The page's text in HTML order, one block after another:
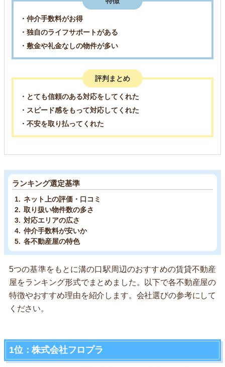
・仲介手数料がお得
・独自のライフサポートがある
・敷金や礼金なしの物件が多い
評判まとめ
・とても信頼のある対応をしてくれた
・スピード感をもって対応してくれた
・不安を取り払ってくれた
ランキング選定基準
ネット上の評価・口コミ
取り扱い物件数の多さ
対応エリアの広さ
仲介手数料が安いか
各不動産屋の特色
5つの基準をもとに溝の口駅周辺のおすすめの賃貸不動産
屋をランキング形式でまとめました。以下で各不動産屋の
特徴やおすすめ理由を紹介します。会社選びの参考にして
ください。
1位：株式会社フロプラ